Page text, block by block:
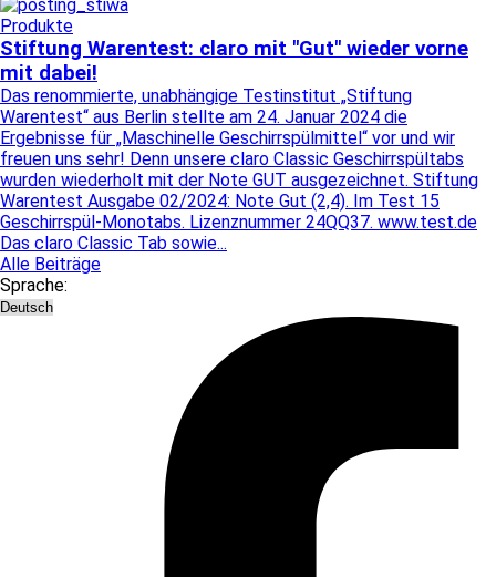
Produkte
Stiftung Warentest: claro mit "Gut" wieder vorne
mit dabei!
Das renommierte, unabhängige Testinstitut „Stiftung
Warentest“ aus Berlin stellte am 24. Januar 2024 die
Ergebnisse für „Maschinelle Geschirrspülmittel“ vor und wir
freuen uns sehr! Denn unsere claro Classic Geschirrspültabs
wurden wiederholt mit der Note GUT ausgezeichnet. Stiftung
Warentest Ausgabe 02/2024: Note Gut (2,4). Im Test 15
Geschirrspül-Monotabs. Lizenznummer 24QQ37. www.test.de
Das claro Classic Tab sowie...
Alle Beiträge
Sprache: